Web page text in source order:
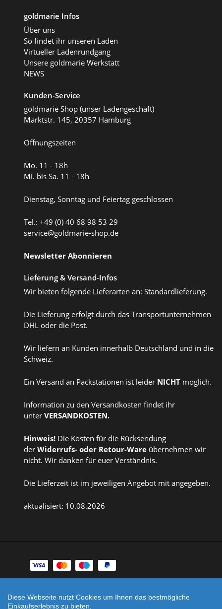
goldmarie Infos
Über uns
So findet ihr unseren Laden
Virtueller Ladenrundgang
Unsere goldmarie Werkstatt
NEWS
Kunden-Service
goldmarie Shop (unser Ladengeschäft)
Marktstr. 145, 20357 Hamburg
Öffnungszeiten
Mo. 11 - 18h
Mi. bis Sa. 11 - 18h
Dienstag, Sonntag und Feiertag geschlossen
Tel.: +49 (0) 40 68 98 53 29
service@goldmarie-shop.de
Newsletter Abonnieren
Lieferung & Versand-Infos
Wir bieten folgende Lieferarten an: Standardlieferung.
Die Lieferung erfolgt durch das Transportunternehmen
DHL oder die Post.
Wir liefern an Kunden innerhalb Deutschland und in die
Schweiz.
Ein Versand an Packstationen ist leider NICHT möglich.
Information zu den Versandkosten findet ihr
unter VERSANDKOSTEN.
Hinweis! Die Kosten für die Rücksendung
der Widerrufs- oder Retour-Ware übernehmen wir
nicht. Wir danken für euer Verständnis.
Die Lieferzeit ist im jeweiligen Angebot mit angegeben.
aktualisiert: 10.08.2026
Zahlungsarten
Diese Webseite nutzt Cookies um Ihnen das bestmögliche
Einkaufserlebnis zu bieten.